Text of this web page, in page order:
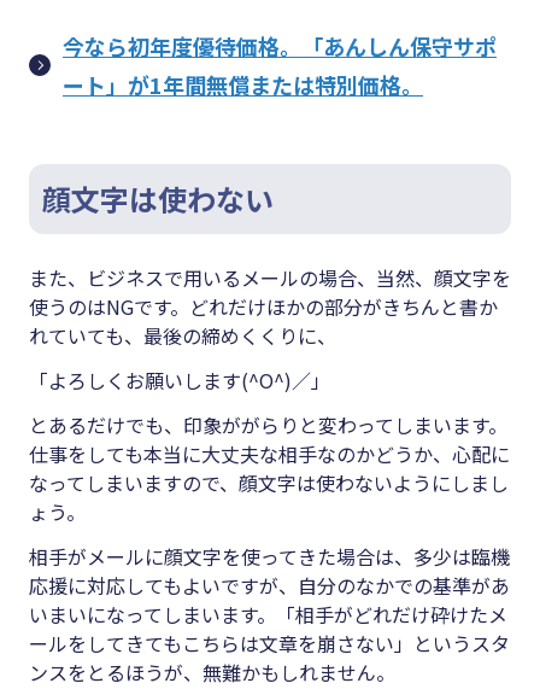
今なら初年度優待価格。「あんしん保守サポ
ート」が1年間無償または特別価格。
顔文字は使わない
また、ビジネスで用いるメールの場合、当然、顔文字を
使うのはNGです。どれだけほかの部分がきちんと書か
れていても、最後の締めくくりに、
「よろしくお願いします(^O^)／」
とあるだけでも、印象ががらりと変わってしまいます。
仕事をしても本当に大丈夫な相手なのかどうか、心配に
なってしまいますので、顔文字は使わないようにしまし
ょう。
相手がメールに顔文字を使ってきた場合は、多少は臨機
応援に対応してもよいですが、自分のなかでの基準があ
いまいになってしまいます。「相手がどれだけ砕けたメ
ールをしてきてもこちらは文章を崩さない」というスタ
ンスをとるほうが、無難かもしれません。